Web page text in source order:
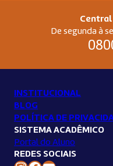
De segunda à
INSTITUCIONAL
BLOG
POLÍTICA DE
SISTEMA ACADÊMICO
Portal do Aluno
REDES SOCIAIS